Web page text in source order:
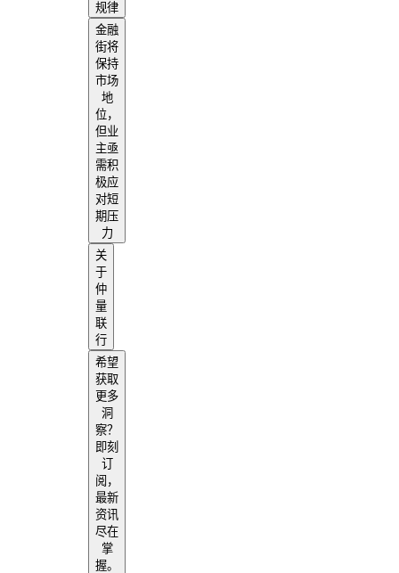
规律
金融
街将
保持
市场
地
位，
但业
主亟
需积
极应
对短
期压
力
关
于
仲
量
联
行
希望
获取
更多
洞
察？
即刻
订
阅，
最新
资讯
尽在
掌
握。